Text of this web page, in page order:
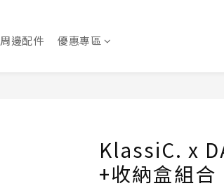
周邊配件 優惠專區
KlassiC. x
+收納盒組合